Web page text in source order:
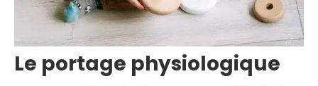
Le portage physiologique